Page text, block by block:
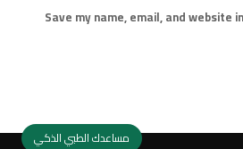
Save my name, email, and website
مساعدك الطبي الذكي